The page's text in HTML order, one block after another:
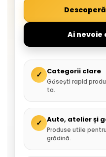
Ai nevoie
✓ Categorii clare
Găsești rapid
ta.
✓ Auto, atelier și
Produse utile
grădină.